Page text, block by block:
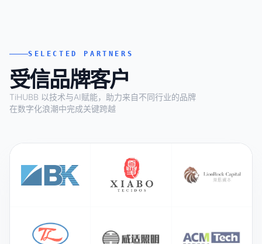
SELECTED PARTNERS
受信品牌客户
TiHUBB 以技术与AI赋能，助力来自不同行业的品牌
在数字化浪潮中完成关键跨越